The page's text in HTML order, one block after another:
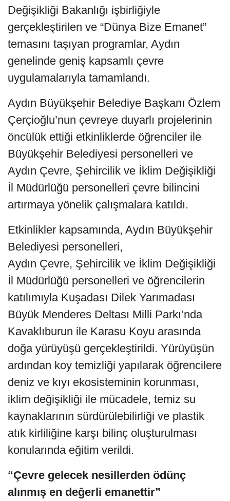
Değişikliği Bakanlığı işbirliğiyle
gerçekleştirilen ve “Dünya Bize Emanet”
temasını taşıyan programlar, Aydın
genelinde geniş kapsamlı çevre
uygulamalarıyla tamamlandı.
Aydın Büyükşehir Belediye Başkanı Özlem
Çerçioğlu’nun çevreye duyarlı projelerinin
öncülük ettiği etkinliklerde öğrenciler ile
Büyükşehir Belediyesi personelleri ve
Aydın Çevre, Şehircilik ve İklim Değişikliği
İl Müdürlüğü personelleri çevre bilincini
artırmaya yönelik çalışmalara katıldı.
Etkinlikler kapsamında, Aydın Büyükşehir
Belediyesi personelleri,
Aydın Çevre, Şehircilik ve İklim Değişikliği
İl Müdürlüğü personelleri ve öğrencilerin
katılımıyla Kuşadası Dilek Yarımadası
Büyük Menderes Deltası Milli Parkı’nda
Kavaklıburun ile Karasu Koyu arasında
doğa yürüyüşü gerçekleştirildi. Yürüyüşün
ardından koy temizliği yapılarak öğrencilere
deniz ve kıyı ekosisteminin korunması,
iklim değişikliği ile mücadele, temiz su
kaynaklarının sürdürülebilirliği ve plastik
atık kirliliğine karşı bilinç oluşturulması
konularında eğitim verildi.
“Çevre gelecek nesillerden ödünç
alınmış en değerli emanettir”